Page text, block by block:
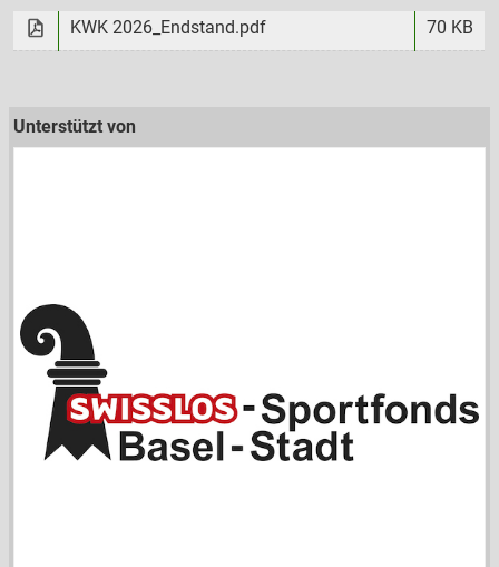
KWK 2026_Endstand.pdf
70 KB
Unterstützt von